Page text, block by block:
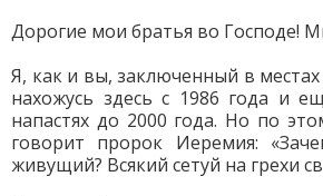
Дорогие мои братья во Господе!
Я, как и вы, заключенный в
нахожусь здесь с 1986 года и
напастях до 2000 года. Но по
говорит пророк Иеремия:
живущий? Всякий сетуй на грехи